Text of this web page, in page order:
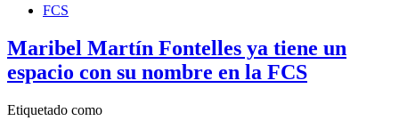
FCS
Maribel Martín Fontelles ya tiene un
espacio con su nombre en la FCS
Etiquetado como